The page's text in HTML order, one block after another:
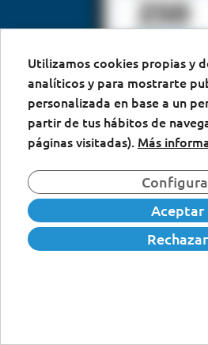
Utilizamos cookies propias y
analíticos y para mostrarte
personalizada en base a un
partir de tus hábitos de
páginas visitadas). Más
Aceptar
Rechazar